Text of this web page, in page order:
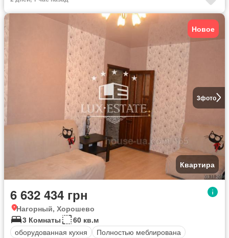
3фото
Новое
Квартира
6 632 434 грн
Нагорный, Хорошево
3 Комнаты
60 кв.м
оборудованная кухня
Полностью меблирована